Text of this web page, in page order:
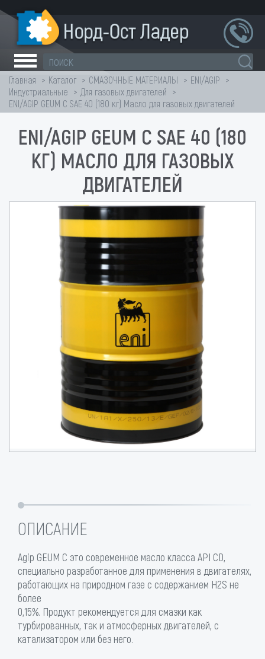
Главная Каталог СМАЗОЧНЫЕ МАТЕРИАЛЫ
ENI/AGIP
Индустриальные
Для газовых двигателей
ENI/AGIP GEUM С SAE 40 (180 кг) Масло для газовых двигателей
ENI/AGIP GEUM С SAE 40 (180
КГ) МАСЛО ДЛЯ ГАЗОВЫХ
ДВИГАТЕЛЕЙ
ОПИСАНИЕ
Agip GEUM C это современное масло класса API CD,
специально разработанное для применения в двигателях,
работающих на природном газе с содержанием H2S не
более
0,15%. Продукт рекомендуется для смазки как
турбированных, так и атмосферных двигателей, с
катализатором или без него.